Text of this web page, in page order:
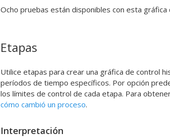
Ocho pruebas están disponibles con esta gráfica
Etapas
Utilice etapas para crear una gráfica de control
períodos de tiempo específicos. Por opción
los límites de control de cada etapa. Para
cómo cambió un proceso.
Interpretación